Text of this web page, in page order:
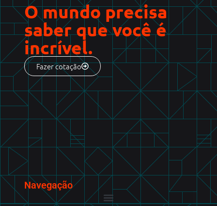
O mundo precisa
saber que você é
incrível.
Fazer cotação
Navegação